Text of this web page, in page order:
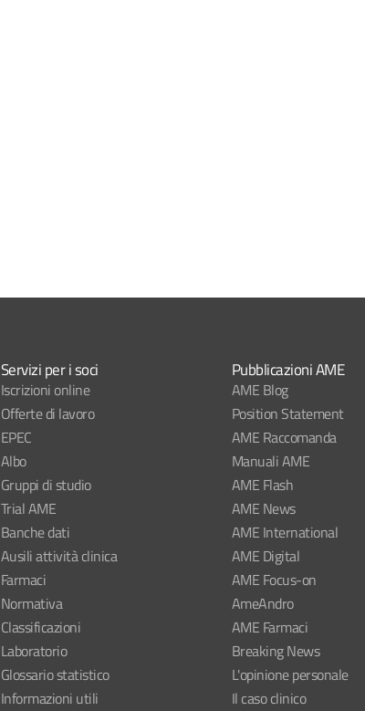
Servizi per i soci
Iscrizioni online
Offerte di lavoro
EPEC
Albo
Gruppi di studio
Trial AME
Banche dati
Ausili attività clinica
Farmaci
Normativa
Classificazioni
Laboratorio
Glossario statistico
Informazioni utili
Pubblicazioni AME
AME Blog
Position Statement
AME Raccomanda
Manuali AME
AME Flash
AME News
AME International
AME Digital
AME Focus-on
AmeAndro
AME Farmaci
Breaking News
L'opinione personale
Il caso clinico